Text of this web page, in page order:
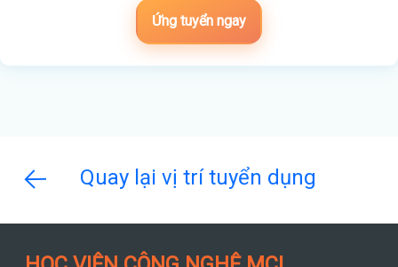
Ứng tuyển ngay
Quay lại vị trí tuyển dụng